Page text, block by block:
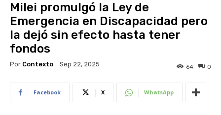
Milei promulgó la Ley de
Emergencia en Discapacidad pero
la dejó sin efecto hasta tener
fondos
Por Contexto Sep 22, 2025 0
64
Facebook X WhatsApp